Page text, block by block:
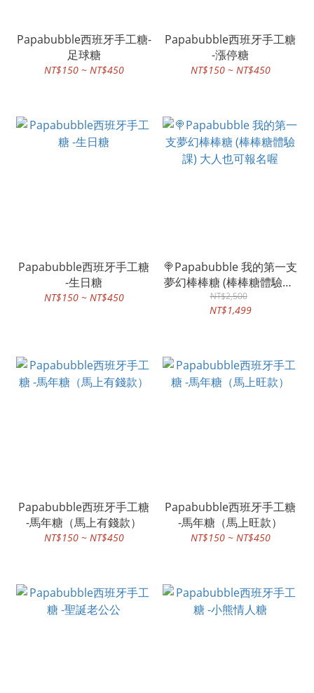
Papabubble西班牙手工糖-
足球糖
NT$150 ~ NT$450
Papabubble西班牙手工糖
-漲停糖
NT$150 ~ NT$450
Papabubble西班牙手工糖
-生日糖
NT$150 ~ NT$450
🍭Papabubble 我的第一支
夢幻棒棒糖 (棒棒糖體驗課)
大人也可報名喔
NT$2,500
NT$1,499
Papabubble西班牙手工糖
-馬年糖（馬上有錢款）
NT$150 ~ NT$450
Papabubble西班牙手工糖
-馬年糖（馬上旺款）
NT$150 ~ NT$450